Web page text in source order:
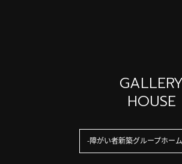
GALLERY
HOUSE
障がい者新築グループホー